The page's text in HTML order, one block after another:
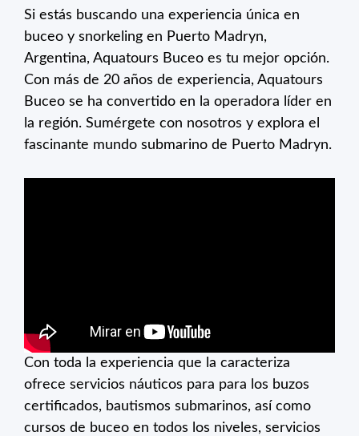
Si estás buscando una experiencia única en
buceo y snorkeling en Puerto Madryn,
Argentina, Aquatours Buceo es tu mejor opción.
Con más de 20 años de experiencia, Aquatours
Buceo se ha convertido en la operadora líder en
la región. Sumérgete con nosotros y explora el
fascinante mundo submarino de Puerto Madryn.
Con toda la experiencia que la caracteriza
ofrece servicios náuticos para para los buzos
certificados, bautismos submarinos, así como
cursos de buceo en todos los niveles, servicios